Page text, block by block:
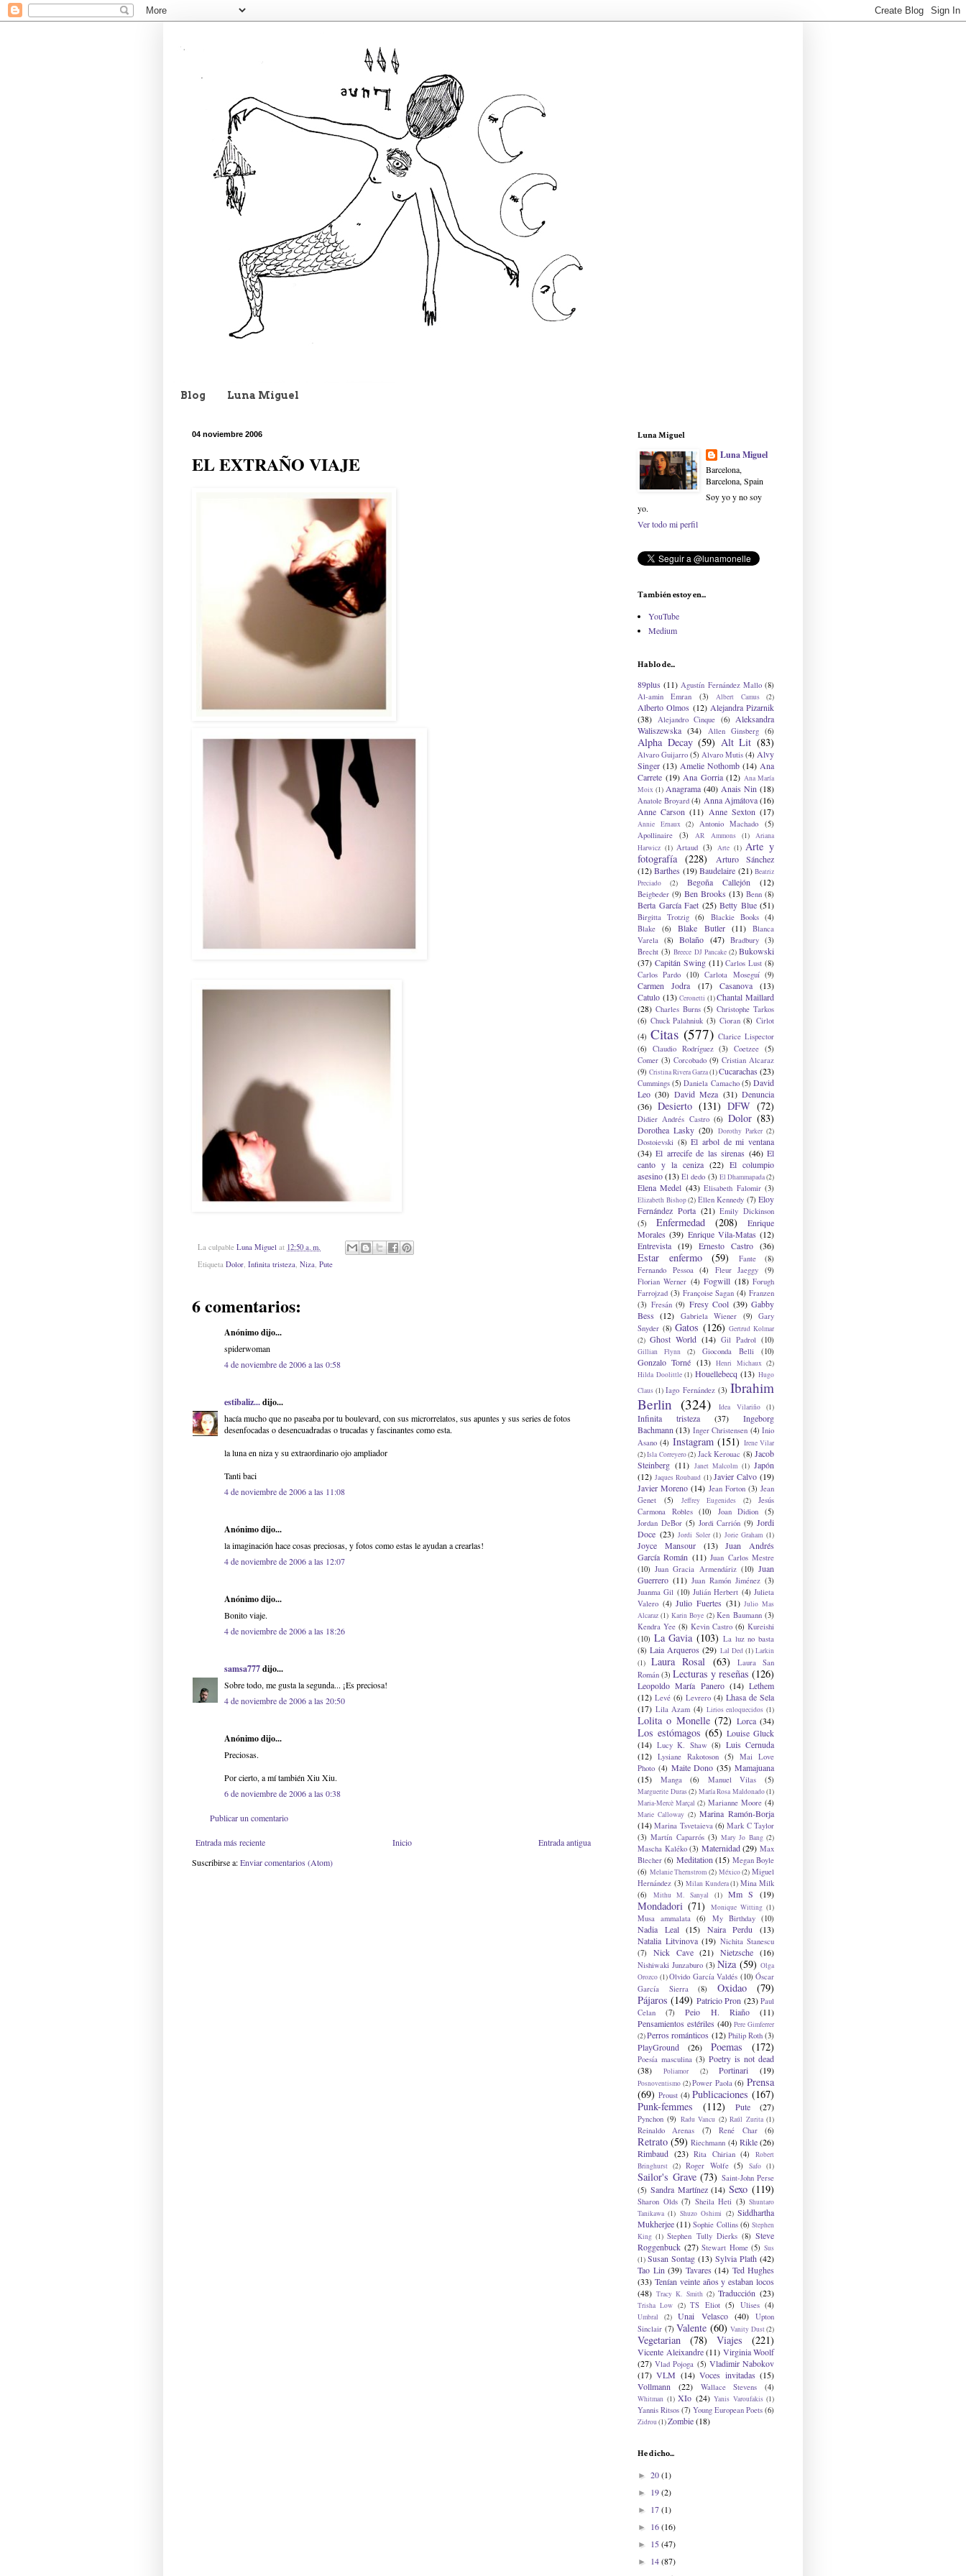
Blog Luna Miguel
04 noviembre 2006
EL EXTRAÑO VIAJE
La culpable Luna Miguel at 12:50 a. m.
Etiqueta Dolor, Infinita tristeza, Niza, Pute
6 comentarios:
Anónimo dijo...
spiderwoman
4 de noviembre de 2006 a las 0:58
estibaliz...dijo...
hacía mucho que no paseaba por tu boulevard, con sus microrrelatos, sus apuntes y sus series de fotos
desenfocadas o desencuadradas o trucadas y fascinantes como esta.
la luna en niza y su extraordinario ojo ampliador
Tanti baci
4 de noviembre de 2006 a las 11:08
Anónimo dijo...
la imaginación hace cosas preciosas, y fotos como estas le ayudan a crearlas!
4 de noviembre de 2006 a las 12:07
Anónimo dijo...
Bonito viaje.
4 de noviembre de 2006 a las 18:26
samsa777dijo...
Sobre todo, me gusta la segunda... ¡Es preciosa!
4 de noviembre de 2006 a las 20:50
Anónimo dijo...
Preciosas.
Por cierto, a mí también Xiu Xiu.
6 de noviembre de 2006 a las 0:38
Publicar un comentario
Entrada más reciente Entrada antigua
Inicio
Suscribirse a:Enviar comentarios (Atom)
Luna Miguel
Luna Miguel
Barcelona,
Barcelona, Spain
Soy yo y no soy
yo.
Ver todo mi perfil
También estoy en...
YouTube
Medium
Hablo de...
89plus (11) Agustín Fernández Mallo (8)
Al-amin Emran
(3) Albert Camus (2)
Alberto Olmos (12) Alejandra Pizarnik
(38)
Alejandro Cinque (6)
Aleksandra
Waliszewska (34) Allen Ginsberg (6)
Alpha Decay (59) Alt Lit (83)
Alvaro Guijarro (5) Alvaro Mutis (4) Alvy
Singer (13) Amelie Nothomb (14) Ana
Carrete (19) Ana Gorria (12) Ana María
Moix (1) Anagrama (40) Anais Nin (18)
Anatole Broyard (4) Anna Ajmátova (16)
Anne Carson (11) Anne Sexton (17)
Annie Ernaux (2) Antonio Machado
(5)
Apollinaire
(3) AR Ammons (1)
Ariana
Harwicz (1) Artaud (3) Arte (1) Arte y
fotografía (228)
Arturo Sánchez
(12) Barthes (19) Baudelaire (21) Beatriz
Preciado
(2) Begoña Callejón (12)
Beigbeder (9) Ben Brooks (13) Benn (8)
Berta García Faet (25) Betty Blue (51)
Birgitta Trotzig (6) Blackie Books (4)
Blake
(6) Blake Butler (11)
Blanca
Varela
(8) Bolaño (47) Bradbury (3)
Brecht (3) Breece DJ Pancake (2) Bukowski
(37) Capitán Swing (11) Carlos Lust (8)
Carlos Pardo (10) Carlota Moseguí (9)
Carmen Jodra (17) Casanova
(13)
Catulo (13) Ceronetti (1) Chantal Maillard
(28) Charles Burns (5) Christophe Tarkos
(6) Chuck Palahniuk (3) Cioran (8) Cirlot
(4) Citas (577) Clarice Lispector
(6)
Claudio Rodríguez (3) Coetzee (5)
Comer (3) Corcobado (9) Cristian Alcaraz
(9) Cristina Rivera Garza(1)Cucarachas (23)
Cummings (5) Daniela Camacho (5) David
Leo (30) David Meza (31) Denuncia
(36) Desierto (131) DFW (72)
Didier Andrés Castro (6) Dolor (83)
Dorothea Lasky (20) Dorothy Parker (2)
Dostoievski (8) El arbol de mi ventana
(34) El arrecife de las sirenas (46) El
canto y la ceniza (22) El columpio
asesino(13) El dedo (3) El Dhammapada(2)
Elena Medel (43) Elisabeth Falomir (3)
Elizabeth Bishop(2) Ellen Kennedy (7) Eloy
Fernández Porta (21) Emily Dickinson
(5)
Enfermedad (208)
Enrique
Morales (39) Enrique Vila-Matas (12)
Entrevista (19) Ernesto Castro (36)
Estar enfermo (59) Fante
(8)
Fernando Pessoa
(4) Fleur Jaeggy
(9)
Florian Werner (4) Fogwill (18) Forugh
Farrojzad (3) Françoise Sagan (4) Franzen
(3) Fresán (9) Fresy Cool (39) Gabby
Bess (12) Gabriela Wiener (9)
Gary
Snyder (8) Gatos (126) Gertrud Kolmar
(2) Ghost World (14) Gil Padrol (10)
Gillian Flynn (2) Gioconda Belli (10)
Gonzalo Torné (13) Henri Michaux (2)
Hilda Doolittle (1) Houellebecq (13) Hugo
Claus (1) Iago Fernández (3) Ibrahim
Berlin (324) Idea Vilariño (1)
Infinita tristeza (37)
Ingeborg
Bachmann (13) Inger Christensen (4) Inio
Asano (4) Instagram (151) Irene Vilar
(2)Isla Correyero(2) Jack Kerouac (8) Jacob
Steinberg (11) Janet Malcolm (1) Japón
(12) Jaques Roubaud (1) Javier Calvo (19)
Javier Moreno (14) Jean Forton (3) Jean
Genet
(5) Jeffrey Eugenides (2)
Jesús
Carmona Robles
(10) Joan Didion
(5)
Jordan DeBor (5) Jordi Carrión (9) Jordi
Doce (23) Jordi Soler (1) Jorie Graham (1)
Joyce Mansour (13)
Juan Andrés
García Román (11) Juan Carlos Mestre
(10) Juan Gracia Armendáriz (10) Juan
Guerrero (11) Juan Ramón Jiménez (3)
Juanma Gil (10) Julián Herbert (4) Julieta
Valero (4) Julio Fuertes (31) Julio Mas
Alcaraz (1) Karin Boye (2) Ken Baumann (3)
Kendra Yee (8) Kevin Castro (6) Kureishi
(10) La Gavia (103) La luz no basta
(8) Laia Arqueros (29) Lal Ded (1) Larkin
(1)
Laura Rosal (63)
Laura San
Román (3) Lecturas y reseñas (126)
Leopoldo María Panero (14) Lethem
(12) Levé (6) Levrero (4) Lhasa de Sela
(17) Lila Azam (4) Lirios enloquecidos (1)
Lolita o Monelle (72) Lorca (34)
Los estómagos (65) Louise Gluck
(14) Lucy K. Shaw (8) Luis Cernuda
(12) Lysiane Rakotoson (5)
Mai Love
Photo (4) Maite Dono (35) Mamajuana
(15)
Manga (6) Manuel Vilas (5)
Marguerite Duras(2) María Rosa Maldonado(1)
Maria-Mercè Marçal (2) Marianne Moore (4)
Marie Calloway (2) Marina Ramón-Borja
(14) Marina Tsvetaieva (6) Mark C Taylor
(3) Martín Caparrós (3) Mary Jo Bang (2)
Mascha Kaléko (3) Maternidad (29) Max
Blecher (6) Meditation (15) Megan Boyle
(6) Melanie Thernstrom (2) México (2) Miguel
Hernández (3) Milan Kundera(1) Mina Milk
(6)
Mithu M. Sanyal (1) Mm S (19)
Mondadori (71) Monique Witting (1)
Musa ammalata (6) My Birthday (10)
Nadia Leal (15) Naira Perdu
(13)
Natalia Litvinova (19) Nichita Stanescu
(7)
Nick Cave (21) Nietzsche (16)
Nishiwaki Junzaburo (3) Niza (59) Olga
Orozco (1)Olvido García Valdés (10) Óscar
García Sierra
(8) Oxidao
(79)
Pájaros (149) Patricio Pron (23) Paul
Celan
(7) Peio H. Riaño
(11)
Pensamientos estériles (40) Pere Gimferrer
(2)Perros románticos (12) Philip Roth (3)
PlayGround (26) Poemas (172)
Poesía masculina (3) Poetry is not dead
(38)
Poliamor (2) Portinari (19)
Posnoventismo (2) Power Paola (6) Prensa
(69) Proust (4) Publicaciones (167)
Punk-femmes
(112) Pute (27)
Pynchon (9) Radu Vancu (2) Raúl Zurita (1)
Reinaldo Arenas (7) René Char (6)
Retrato (59) Riechmann (4) Rikle (26)
Rimbaud (23) Rita Chirian (4)
Robert
Bringhurst (2) Roger Wolfe (5) Safo (1)
Sailor's Grave (73) Saint-John Perse
(5) Sandra Martínez (14) Sexo (119)
Sharon Olds (7) Sheila Heti (3) Shuntaro
Tanikawa (1) Shuzo Oshimi (2) Siddhartha
Mukherjee (11) Sophie Collins (6) Stephen
King (1) Stephen Tully Dierks (8) Steve
Roggenbuck (27) Stewart Home (5) Sus
(1) Susan Sontag (13) Sylvia Plath (42)
Tao Lin (39) Tavares (14) Ted Hughes
(33) Tenían veinte años y estaban locos
(48) Tracy K. Smith (2) Traducción (23)
Trisha Low (2) TS Eliot (5) Ulises (4)
Umbral (2) Unai Velasco (40)
Upton
Sinclair (7) Valente (60) Vanity Dust(2)
Vegetarian (78) Viajes (221)
Vicente Aleixandre (11) Virginia Woolf
(27) Vlad Pojoga (5) Vladimir Nabokov
(17) VLM (14) Voces invitadas (15)
Vollmann
(22) Wallace Stevens (4)
Whitman (1) XIo (24) Yanis Varoufakis (1)
Yannis Ritsos (7) Young European Poets (6)
Zidrou(1)Zombie(18)
He dicho...
► 20(1)
► 19(2)
► 17(1)
► 16(16)
► 15(47)
► 14(87)